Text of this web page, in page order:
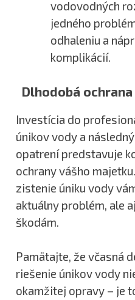
vodovodných
jedného
odhaleniu a
komplikácií.
Dlhodobá
Investícia do
únikov vody a
opatrení predstavuje
ochrany vášho
zistenie úniku vody
aktuálny problém, ale
škodám.
Pamätajte, že včasná
riešenie únikov vody
okamžitej opravy – je